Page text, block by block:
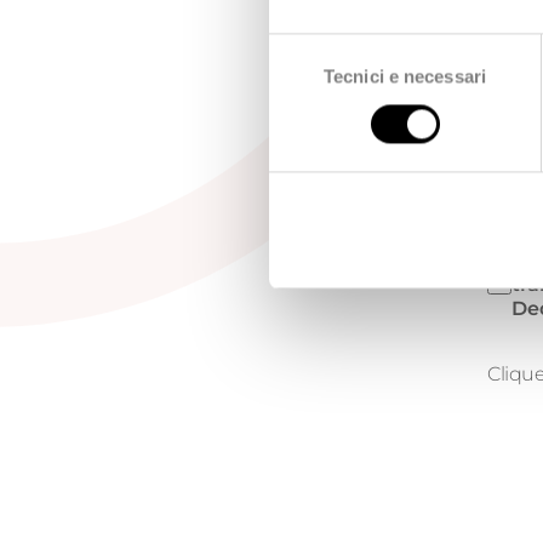
Tecnici e necessari